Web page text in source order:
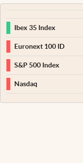
Ibex 35 Index
Euronext 100 ID
S&P 500 Index
Nasdaq